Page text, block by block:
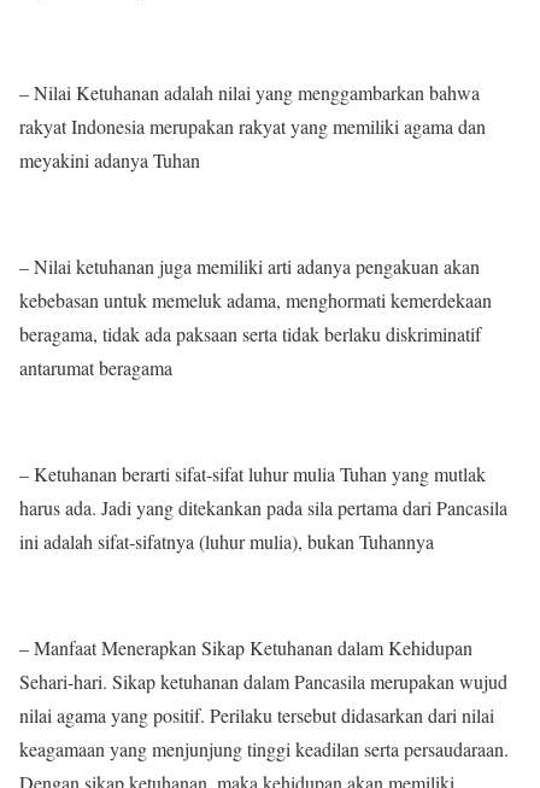
– Nilai Ketuhanan adalah nilai yang menggambarkan bahwa
rakyat Indonesia merupakan rakyat yang memiliki agama dan
meyakini adanya Tuhan
– Nilai ketuhanan juga memiliki arti adanya pengakuan akan
kebebasan untuk memeluk adama, menghormati kemerdekaan
beragama, tidak ada paksaan serta tidak berlaku diskriminatif
antarumat beragama
– Ketuhanan berarti sifat-sifat luhur mulia Tuhan yang mutlak
harus ada. Jadi yang ditekankan pada sila pertama dari Pancasila
ini adalah sifat-sifatnya (luhur mulia), bukan Tuhannya
– Manfaat Menerapkan Sikap Ketuhanan dalam Kehidupan
Sehari-hari. Sikap ketuhanan dalam Pancasila merupakan wujud
nilai agama yang positif. Perilaku tersebut didasarkan dari nilai
keagamaan yang menjunjung tinggi keadilan serta persaudaraan.
Dengan sikap ketuhanan, maka kehidupan akan memiliki